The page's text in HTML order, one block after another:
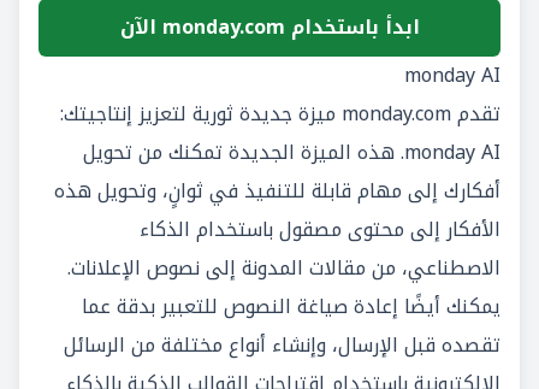
ابدأ باستخدام monday.com الآن
monday AI
تقدم monday.com ميزة جديدة ثورية لتعزيز إنتاجيتك:
monday AI. هذه الميزة الجديدة تمكنك من تحويل
أفكارك إلى مهام قابلة للتنفيذ في ثوانٍ، وتحويل هذه
الأفكار إلى محتوى مصقول باستخدام الذكاء
الاصطناعي، من مقالات المدونة إلى نصوص الإعلانات.
يمكنك أيضًا إعادة صياغة النصوص للتعبير بدقة عما
تقصده قبل الإرسال، وإنشاء أنواع مختلفة من الرسائل